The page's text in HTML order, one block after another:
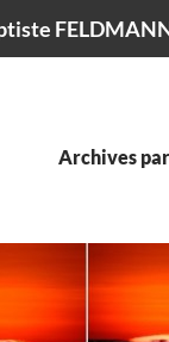
Archives